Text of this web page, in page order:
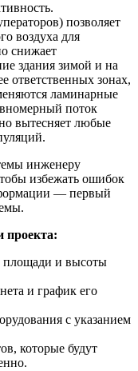
позволяет
воздуха для
снижает
здания зимой и на
ответственных зонах,
ламинарные
поток
вытесняет любые
инженеру
избежать ошибок
— первый
проекта:
площади и высоты
и график его
с указанием
которые будут